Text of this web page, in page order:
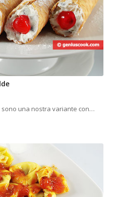
sono una nostra variante con…